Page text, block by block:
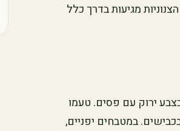
מגיעות בדרך כלל
בצבע ירוק עם פסים. טעמו
במטבחים יפניים,